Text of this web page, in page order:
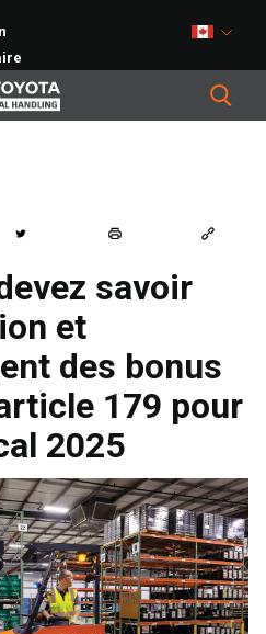
savoir
et
des bonus
179 pour
2025